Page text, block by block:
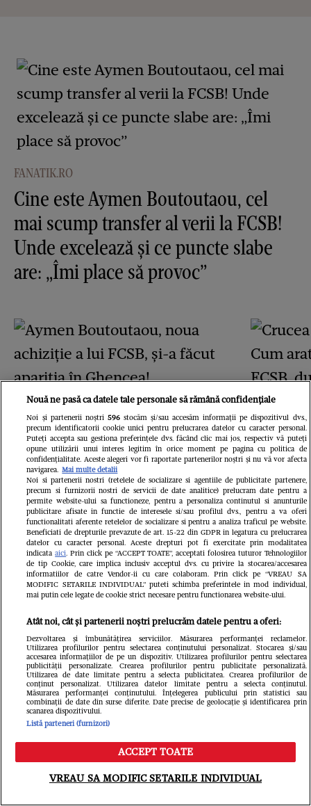
FANATIK.RO
Cine este Aymen Boutoutaou, cel
mai scump transfer al verii la FCSB!
Unde excelează și ce puncte slabe
are: „Îmi place să provoc”
Aymen Boutoutaou, noua
achiziție a lui FCSB, și-a
făcut apariția în Ghencea!
GSP.RO
Crucea
Cum
lui
imagini
Meniu Caută
Nouă ne pasă ca datele tale personale să rămână confidențiale
Noi și partenerii noștri 596stocăm și/sau accesăm informații pe dispozitivul dvs.,
precum identificatorii cookie unici pentru prelucrarea datelor cu caracter personal.
Puteți accepta sau gestiona preferințele dvs. făcând clic mai jos, respectiv vă puteți
opune utilizării unui interes legitim în orice moment pe pagina cu politica de
confidențialitate. Aceste alegeri vor fi raportate partenerilor noștri și nu vă vor afecta
navigarea. Mai multe detalii
Noi si partenerii nostri (retelele de socializare si agentiile de publicitate partenere,
precum si furnizorii nostri de servicii de date analitice) prelucram date pentru a
permite website-ului sa functioneze, pentru a personaliza continutul si anunturile
publicitare afisate in functie de interesele si/sau profilul dvs., pentru a va oferi
functionalitati aferente retelelor de socializare si pentru a analiza traficul pe website.
Beneficiati de drepturile prevazute de art. 15-22 din GDPR in legatura cu prelucrarea
datelor cu caracter personal. Aceste drepturi pot fi exercitate prin modalitatea
indicataaici. Prin click pe “ACCEPT TOATE”, acceptati folosirea tuturor Tehnologiilor
de tip Cookie, care implica inclusiv acceptul dvs. cu privire la stocarea/accesarea
informatiilor de catre Vendor-ii cu care colaboram. Prin click pe “VREAU SA
MODIFIC SETARILE INDIVIDUAL” puteti schimba preferintele in mod individual,
mai putin cele legate de cookie strict necesare pentru functionarea website-ului.
Atât noi, cât și partenerii noștri prelucrăm datele pentru a oferi:
Dezvoltarea și îmbunătățirea serviciilor. Măsurarea performanței reclamelor.
Utilizarea profilurilor pentru selectarea conținutului personalizat. Stocarea și/sau
accesarea informațiilor de pe un dispozitiv. Utilizarea profilurilor pentru selectarea
publicității personalizate. Crearea profilurilor pentru publicitate personalizată.
Utilizarea de date limitate pentru a selecta publicitatea. Crearea profilurilor de
conținut personalizat. Utilizarea datelor limitate pentru a selecta conținutul.
Măsurarea performanței conținutului. Înțelegerea publicului prin statistici sau
combinații de date din surse diferite. Date precise de geolocație și identificarea prin
scanarea dispozitivului.
Listă parteneri (furnizori)
ACCEPT TOATE
VREAU SA MODIFIC SETARILE INDIVIDUAL